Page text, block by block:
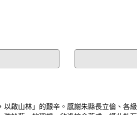
啟山林」的艱辛。感謝朱縣長立倫、